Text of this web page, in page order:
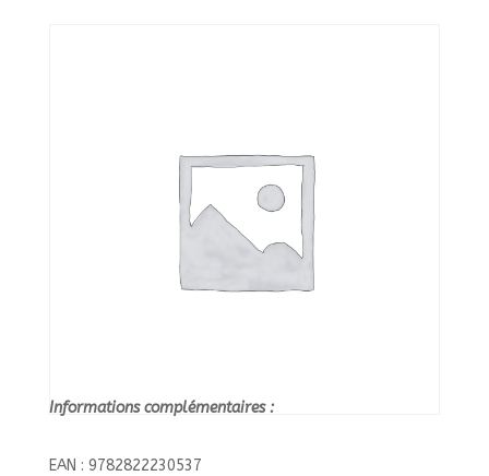
Informations complémentaires :
EAN : 9782822230537